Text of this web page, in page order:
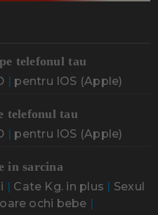
telefonul tau
| pentru IOS (Apple)
telefonul tau
| pentru IOS (Apple)
in sarcina
| Cate Kg. in plus | Sexul
ochi bebe |